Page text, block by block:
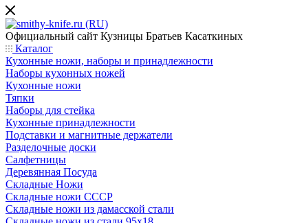
Официальный сайт Кузницы Братьев Касаткиных
Каталог
Кухонные ножи, наборы и принадлежности
Наборы кухонных ножей
Кухонные ножи
Тяпки
Наборы для стейка
Кухонные принадлежности
Подставки и магнитные держатели
Разделочные доски
Салфетницы
Деревянная Посуда
Складные Ножи
Cкладные ножи СССР
Складные ножи из дамасской стали